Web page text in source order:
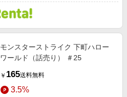
モンスターストライク 下町ハロー
ワールド（話売り） ＃25
￥ 165送料無料
3.5%